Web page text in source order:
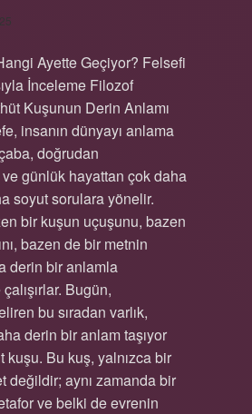
Ayette Geçiyor? Felsefi
İnceleme Filozof
Kuşunun Derin Anlamı
insanın dünyayı anlama
doğrudan
günlük hayattan çok daha
soyut sorulara yönelir.
bir kuşun uçuşunu, bazen
bazen de bir metnin
derin bir anlamla
Bugün,
bu sıradan varlık,
derin bir anlam taşıyor
kuşu. Bu kuş, yalnızca bir
değildir; aynı zamanda bir
ve belki de evrenin